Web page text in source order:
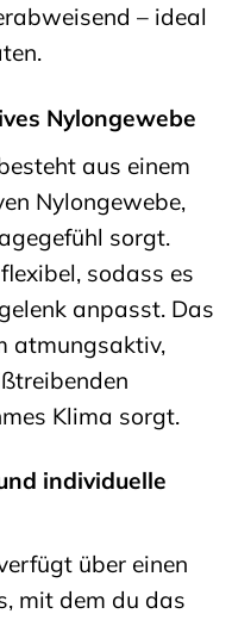
– ideal
Nylongewebe
aus einem
Nylongewebe,
sorgt.
sodass es
anpasst. Das
atmungsaktiv,
Klima sorgt.
individuelle
über einen
mit dem du das